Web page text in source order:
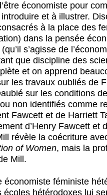
économiste pour
et à illustrer.
à la place des
dans la pensée
s’agisse de
que discipline des
et on apprend
les travaux oubliés de
sur les conditions
non identifiés comme
Fawcett et de Harriett
d’Henry Fawcett et
révèle la coécriture
of Women, mais la
Mill.
féministe
écoles hétérodoxes lui